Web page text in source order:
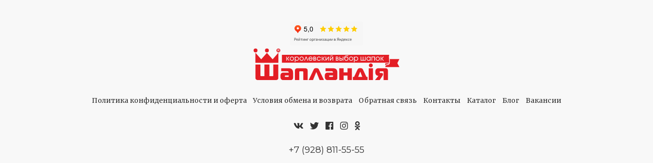
Политика конфиденциальности и оферта Условия обмена и возврата Обратная связь Контакты Каталог Блог Вакансии
+7 (928) 811-55-55